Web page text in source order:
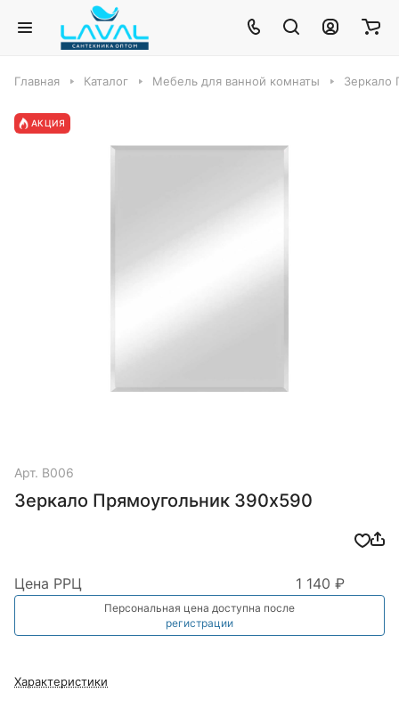
Главная Каталог Мебель для ванной комнаты Зеркало
АКЦИЯ
Арт. В006
Зеркало Прямоугольник 390х590
Цена РРЦ 1 140 ₽
Персональная цена доступна после
регистрации
Характеристики